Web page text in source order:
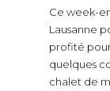
Ce week-
Lausanne
profité
quelques
chalet de